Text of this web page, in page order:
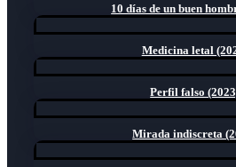
10 días de un buen
Medicina letal
Perfil falso
Mirada indiscreta